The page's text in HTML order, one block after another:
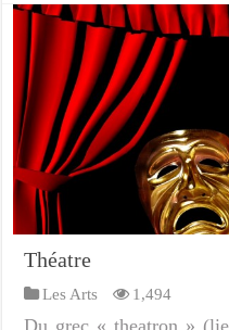
Théatre
Les Arts 1,494